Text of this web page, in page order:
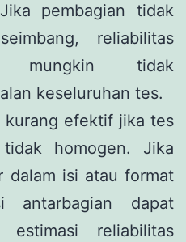
pembagian tidak
reliabilitas
mungkin tidak
keseluruhan tes.
efektif jika tes
homogen. Jika
dalam isi atau format
antarbagian dapat
estimasi reliabilitas